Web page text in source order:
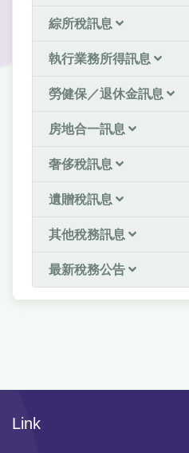
綜所稅訊息
執行業務所得訊息
勞健保／退休金訊息
房地合一訊息
奢侈稅訊息
遺贈稅訊息
其他稅務訊息
最新稅務公告
Link